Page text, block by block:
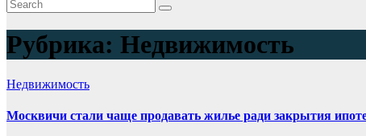
Рубрика: Недвижимость
Недвижимость
Москвичи стали чаще продавать жилье ради закрытия